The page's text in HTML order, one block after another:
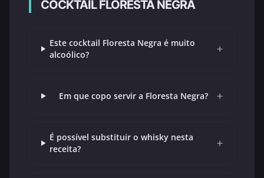
COCKTAIL FLORESTA NEGRA
Este cocktail Floresta Negra é muito
alcoólico?
+
Em que copo servir a Floresta Negra? +
É possível substituir o whisky nesta
receita?
+